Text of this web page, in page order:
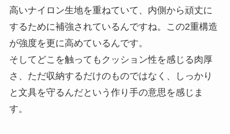
高いナイロン生地を重ねていて、内側から頑丈に
するために補強されているんですね。この2重構造
が強度を更に高めているんです。
そしてどこを触ってもクッション性を感じる肉厚
さ、ただ収納するだけのものではなく、しっかり
と文具を守るんだという作り手の意思を感じま
す。